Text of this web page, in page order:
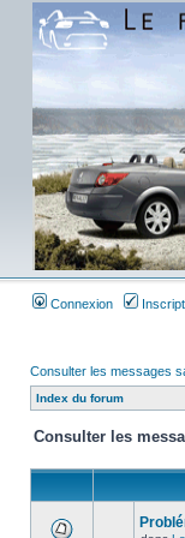
Connexion
Consulter les messages
Index du forum
Consulter les